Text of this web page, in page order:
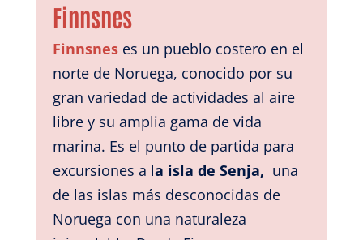
Finnsnes
Finnsneses un pueblo costero en el
norte de Noruega, conocido por su
gran variedad de actividades al aire
libre y su amplia gama de vida
marina. Es el punto de partida para
excursiones a la isla de Senja, una
de las islas más desconocidas de
Noruega con una naturaleza